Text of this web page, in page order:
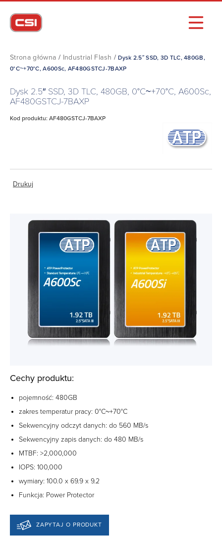
Strona główna / Industrial Flash /Dysk 2.5″ SSD, 3D TLC, 480GB,
0°C~+70°C, A600Sc, AF480GSTCJ-7BAXP
Dysk 2.5″ SSD, 3D TLC, 480GB, 0°C~+70°C, A600Sc,
AF480GSTCJ-7BAXP
Kod produktu: AF480GSTCJ-7BAXP
Drukuj
Cechy produktu:
pojemność: 480GB
zakres temperatur pracy: 0°C~+70°C
Sekwencyjny odczyt danych: do 560 MB/s
Sekwencyjny zapis danych: do 480 MB/s
MTBF: >2,000,000
IOPS: 100,000
wymiary: 100.0 x 69.9 x 9.2
Funkcja: Power Protector
ZAPYTAJ O PRODUKT